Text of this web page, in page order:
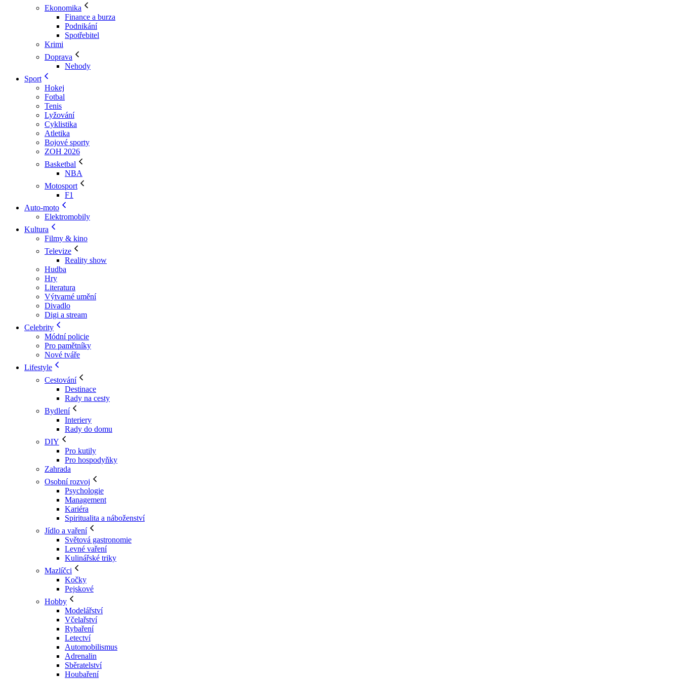
Ekonomika
Finance a burza
Podnikání
Spotřebitel
Krimi
Doprava
Nehody
Sport
Hokej
Fotbal
Tenis
Lyžování
Cyklistika
Atletika
Bojové sporty
ZOH 2026
Basketbal
NBA
Motosport
F1
Auto-moto
Elektromobily
Kultura
Filmy & kino
Televize
Reality show
Hudba
Hry
Literatura
Výtvarné umění
Divadlo
Digi a stream
Celebrity
Módní policie
Pro pamětníky
Nové tváře
Lifestyle
Cestování
Destinace
Rady na cesty
Bydlení
Interiery
Rady do domu
DIY
Pro kutily
Pro hospodyňky
Zahrada
Osobní rozvoj
Psychologie
Management
Kariéra
Spiritualita a náboženství
Jídlo a vaření
Světová gastronomie
Levné vaření
Kulinářské triky
Mazlíčci
Kočky
Pejskové
Hobby
Modelářství
Včelařství
Rybaření
Letectví
Automobilismus
Adrenalin
Sběratelství
Houbaření